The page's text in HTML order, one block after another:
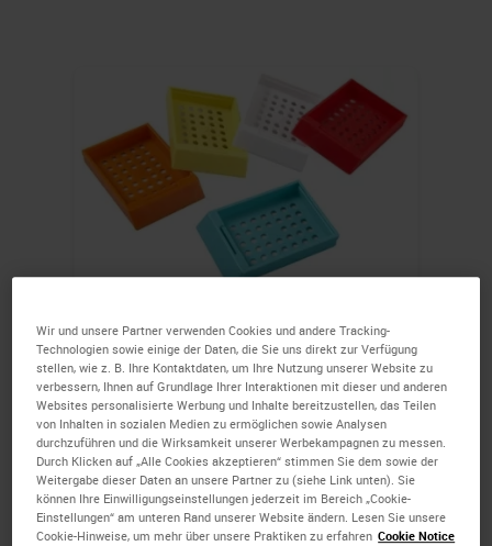
Kassetten
ERFAHREN SIE MEHR
Wir und unsere Partner verwenden Cookies und andere Tracking-
Technologien sowie einige der Daten, die Sie uns direkt zur Verfügung
stellen, wie z. B. Ihre Kontaktdaten, um Ihre Nutzung unserer Website zu
verbessern, Ihnen auf Grundlage Ihrer Interaktionen mit dieser und anderen
Websites personalisierte Werbung und Inhalte bereitzustellen, das Teilen
von Inhalten in sozialen Medien zu ermöglichen sowie Analysen
durchzuführen und die Wirksamkeit unserer Werbekampagnen zu messen.
Durch Klicken auf „Alle Cookies akzeptieren“ stimmen Sie dem sowie der
Weitergabe dieser Daten an unsere Partner zu (siehe Link unten). Sie
können Ihre Einwilligungseinstellungen jederzeit im Bereich „Cookie-
Einstellungen“ am unteren Rand unserer Website ändern. Lesen Sie unsere
Cookie-Hinweise, um mehr über unsere Praktiken zu erfahren Cookie Notice